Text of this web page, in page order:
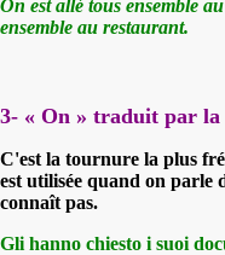
On est allé tous ensemble
ensemble au restaurant.
3- « On » traduit par la
C'est la tournure la plus
est utilisée quand on parle
connaît pas.
Gli hanno chiesto i suoi